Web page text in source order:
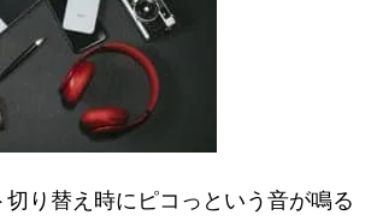
り替え時にピコっという音が鳴る